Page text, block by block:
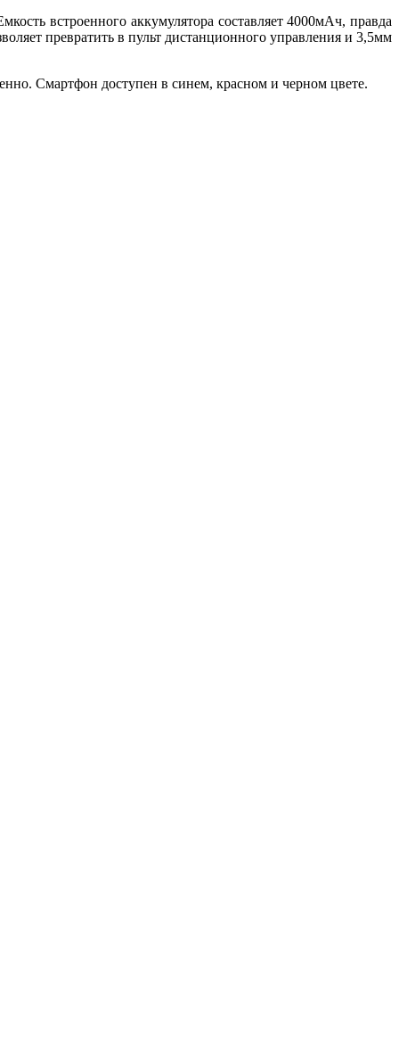
встроенного аккумулятора составляет 4000мАч, правда
превратить в пульт дистанционного управления и 3,5мм
Смартфон доступен в синем, красном и черном цвете.